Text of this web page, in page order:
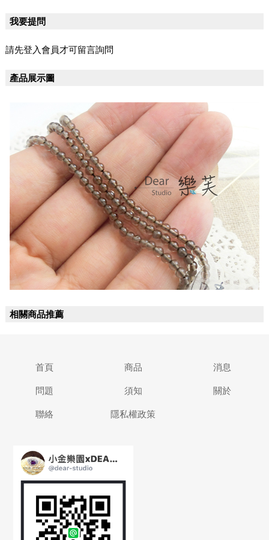
我要提問
請先登入會員才可留言詢問
產品展示圖
相關商品推薦
首頁 商品 消息
問題 須知 關於
聯絡 隱私權政策